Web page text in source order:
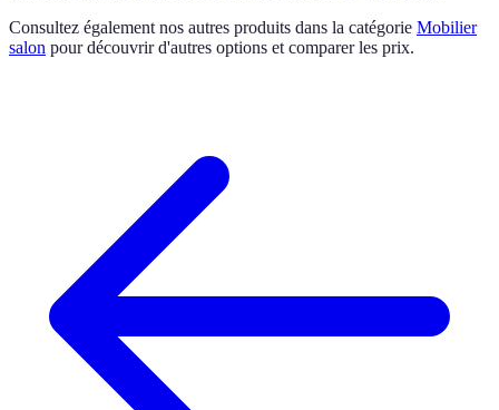
Consultez également nos autres produits dans la catégorie Mobilier
salon pour découvrir d'autres options et comparer les prix.